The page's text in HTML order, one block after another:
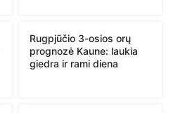
Rugpjūčio 3-osios orų
prognozė Kaune: laukia
giedra ir rami diena